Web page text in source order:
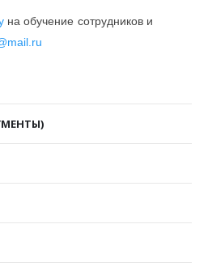
на обучение сотрудников и